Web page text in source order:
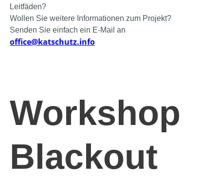
Leitfäden?
Wollen Sie weitere Informationen zum Projekt?
Senden Sie einfach ein E-Mail an
office@katschutz.info
Workshop
Blackout